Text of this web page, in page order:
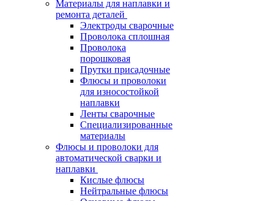
Материалы для наплавки и
ремонта деталей
Электроды сварочные
Проволока сплошная
Проволока
порошковая
Прутки присадочные
Флюсы и проволоки
для износостойкой
наплавки
Ленты сварочные
Специализированные
материалы
Флюсы и проволоки для
автоматической сварки и
наплавки
Кислые флюсы
Нейтральные флюсы